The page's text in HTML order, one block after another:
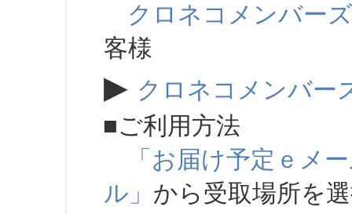
クロネコメンバーズ
客様
▶ クロネコメンバー
■ご利用方法
「お届け予定ｅメ
ル」 から受取場所を